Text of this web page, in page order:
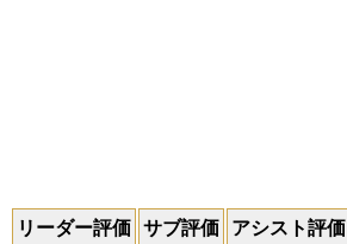
リーダー評価 サブ評価 アシスト評価